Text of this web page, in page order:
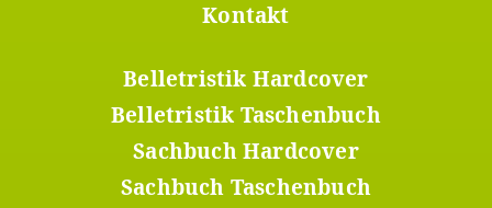
Kontakt
Belletristik Hardcover
Belletristik Taschenbuch
Sachbuch Hardcover
Sachbuch Taschenbuch